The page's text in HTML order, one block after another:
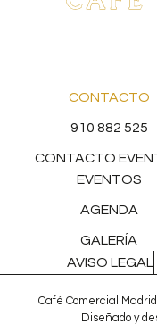
CONTACTO
910 882 525
CONTACTO
EVENTOS
AGENDA
GALERÍA
AVISO LEGAL
Café Comercial
Diseñado y